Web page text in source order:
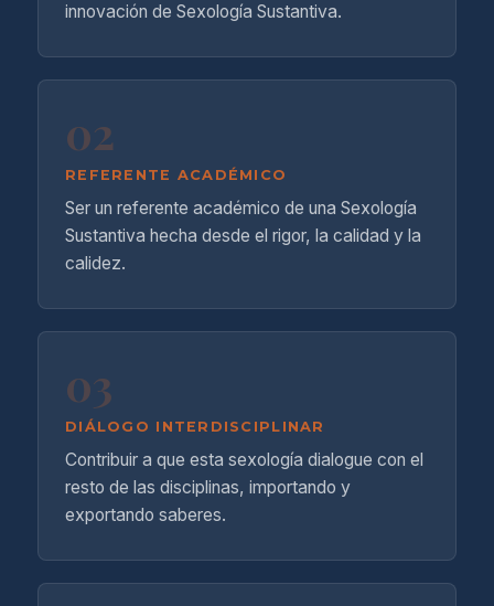
innovación de Sexología Sustantiva.
02
REFERENTE ACADÉMICO
Ser un referente académico de una Sexología
Sustantiva hecha desde el rigor, la calidad y la
calidez.
03
DIÁLOGO INTERDISCIPLINAR
Contribuir a que esta sexología dialogue con el
resto de las disciplinas, importando y
exportando saberes.